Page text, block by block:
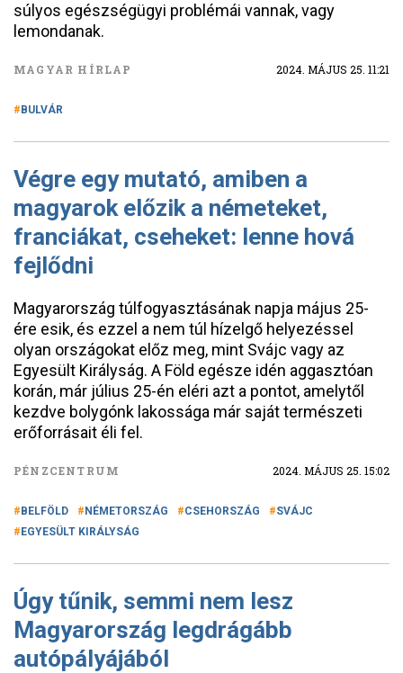
súlyos egészségügyi problémái vannak, vagy
lemondanak.
MAGYAR HÍRLAP 2024. MÁJUS 25. 11:21
BULVÁR
Végre egy mutató, amiben a
magyarok előzik a németeket,
franciákat, cseheket: lenne hová
fejlődni
Magyarország túlfogyasztásának napja május 25-
ére esik, és ezzel a nem túl hízelgő helyezéssel
olyan országokat előz meg, mint Svájc vagy az
Egyesült Királyság. A Föld egésze idén aggasztóan
korán, már július 25-én eléri azt a pontot, amelytől
kezdve bolygónk lakossága már saját természeti
erőforrásait éli fel.
PÉNZCENTRUM 2024. MÁJUS 25. 15:02
BELFÖLD NÉMETORSZÁG CSEHORSZÁG
SVÁJC
EGYESÜLT KIRÁLYSÁG
Úgy tűnik, semmi nem lesz
Magyarország legdrágább
autópályájából